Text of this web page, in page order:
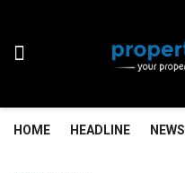
HOME HEADLINE NEWS